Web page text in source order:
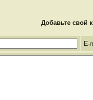
Добавьте свой
E-